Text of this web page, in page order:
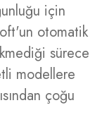
için
otomatik
sürece
modellere
çoğu